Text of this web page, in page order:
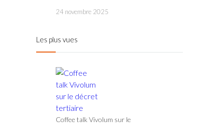
24 novembre 2025
Les plus vues
Coffee talk Vivolum sur le